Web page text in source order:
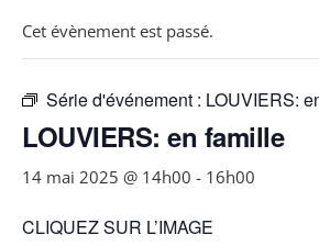
Cet évènement est passé.
Série d'événement : LOUVIERS:
LOUVIERS: en famille
14 mai 2025 @ 14h00 - 16h00
CLIQUEZ SUR L’IMAGE